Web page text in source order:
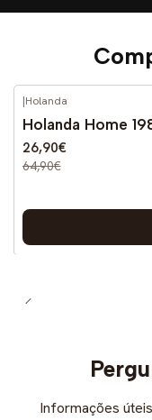
-59%DESCONTO
|Holanda
Holanda Home
26,90€
64,90€
Informações